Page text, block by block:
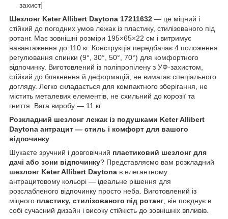
захист]
Шезлонг Keter Allibert Daytona 17211632 — це міцний і
стійкий до погодних умов лежак із пластику, стилізованого під
ротанг. Має зовнішні розміри 195×65×22 см і витримує
навантаження до 110 кг. Конструкція передбачає 4 положення
регулювання спинки (9°, 30°, 50°, 70°) для комфортного
відпочинку. Виготовлений із поліпропілену з УФ-захистом,
стійкий до блякнення й деформацій, не вимагає спеціального
догляду. Легко складається для компактного зберігання, не
містить металевих елементів, не схильний до корозії та
гниття. Вага виробу — 11 кг.
Розкладний шезлонг лежак із подушками Keter Allibert
Daytona антрацит — стиль і комфорт для вашого
відпочинку
Шукаєте зручний і довговічний пластиковий шезлонг для
дачі або зони відпочинку? Представляємо вам розкладний
шезлонг Keter Allibert Daytona в елегантному
антрацитовому кольорі — ідеальне рішення для
розслабленого відпочинку просто неба. Виготовлений із
міцного пластику, стилізованого під ротанг , він поєднує в
собі сучасний дизайн і високу стійкість до зовнішніх впливів.